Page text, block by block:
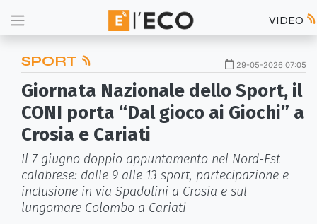
VIDEO
SPORT 29-05-2026 07:05
Giornata Nazionale dello Sport, il
CONI porta “Dal gioco ai Giochi” a
Crosia e Cariati
Il 7 giugno doppio appuntamento nel Nord-Est
calabrese: dalle 9 alle 13 sport, partecipazione e
inclusione in via Spadolini a Crosia e sul
lungomare Colombo a Cariati